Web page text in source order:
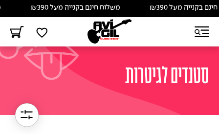
בקנייה מעל ₪390 משלוח חינם בקנייה מעל ₪390
סטנדים לגיטרות